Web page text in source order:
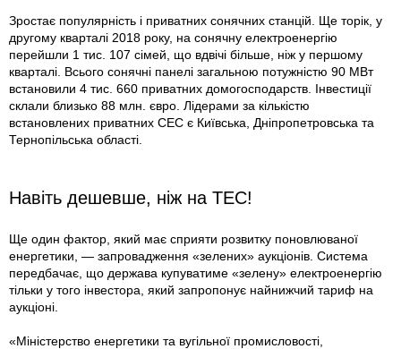
Зростає популярність і приватних сонячних станцій. Ще торік, у
другому кварталі 2018 року, на сонячну електроенергію
перейшли 1 тис. 107 сімей, що вдвічі більше, ніж у першому
кварталі. Всього сонячні панелі загальною потужністю 90 МВт
встановили 4 тис. 660 приватних домогосподарств. Інвестиції
склали близько 88 млн. євро. Лідерами за кількістю
встановлених приватних СЕС є Київська, Дніпропетровська та
Тернопільська області.
Навіть дешевше, ніж на ТЕС!
Ще один фактор, який має сприяти розвитку поновлюваної
енергетики, — запровадження «зелених» аукціонів. Система
передбачає, що держава купуватиме «зелену» електроенергію
тільки у того інвестора, який запропонує найниж­чий тариф на
аукціоні.
«Міністерство енергетики та вугільної промисловості,